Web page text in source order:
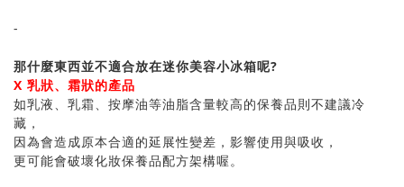
-
那什麼東西並不適合放在迷你美容小冰箱呢?
X 乳狀、霜狀的產品
如乳液、乳霜、按摩油等油脂含量較高的保養品則不建議冷
藏，
因為會造成原本合適的延展性變差，影響使用與吸收，
更可能會破壞化妝保養品配方架構喔。